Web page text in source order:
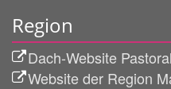
Region
Dach-Website
Website der Region